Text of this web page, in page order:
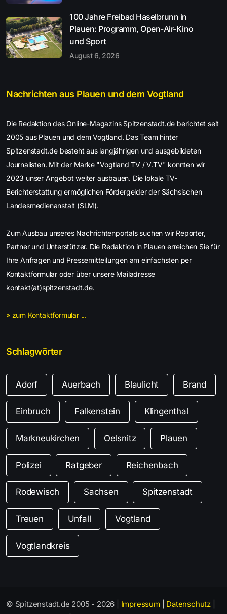
100 Jahre Freibad Haselbrunn in
Plauen: Programm, Open-Air-Kino
und Sport
August 6, 2026
Nachrichten aus Plauen und dem Vogtland
Die Redaktion des Online-Magazins Spitzenstadt.de berichtet seit
2005 aus Plauen und dem Vogtland. Das Team hinter
Spitzenstadt.de besteht aus langjährigen und ausgebildeten
Journalisten. Mit der Marke "Vogtland TV / V.TV" konnten wir
2023 unser Angebot weiter ausbauen. Die lokale TV-
Berichterstattung ermöglichen Fördergelder der Sächsischen
Landesmedienanstalt (SLM).
Zum Ausbau unseres Nachrichtenportals suchen wir Reporter,
Partner und Unterstützer. Die Redaktion in Plauen erreichen Sie für
Ihre Anfragen und Pressemitteilungen am einfachsten per
Kontaktformular oder über unsere Mailadresse
kontakt(at)spitzenstadt.de.
» zum Kontaktformular ...
Schlagwörter
Adorf Auerbach Blaulicht Brand
Einbruch Falkenstein Klingenthal
Markneukirchen Oelsnitz Plauen
Polizei Ratgeber Reichenbach
Rodewisch Sachsen Spitzenstadt
Treuen Unfall Vogtland
Vogtlandkreis
© Spitzenstadt.de 2005 - 2026 | Impressum Datenschutz